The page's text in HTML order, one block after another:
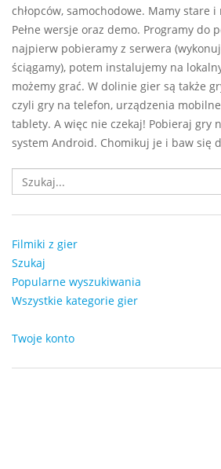
chłopców, samochodowe. Mamy stare
Pełne wersje oraz demo. Programy do
najpierw pobieramy z serwera
ściągamy), potem instalujemy na
możemy grać. W dolinie gier są także
czyli gry na telefon, urządzenia
tablety. A więc nie czekaj! Pobieraj gry
system Android. Chomikuj je i baw się
Filmiki z gier
Szukaj
Popularne wyszukiwania
Wszystkie kategorie gier
Twoje konto